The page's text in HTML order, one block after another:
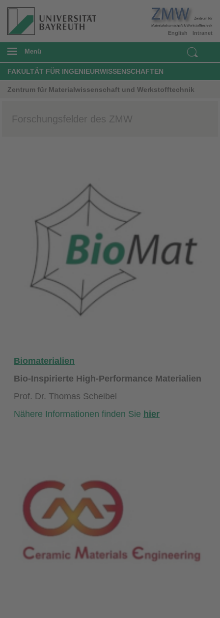
Intranet
English
Menü
FAKULTÄT FÜR INGENIEURWISSENSCHAFTEN
Zentrum für Materialwissenschaft und Werkstofftechnik
Forschungsfelder des ZMW
Biomaterialien
Bio-Inspirierte High-Performance Materialien
Prof. Dr. Thomas Scheibel
Nähere Informationen finden Sie hier